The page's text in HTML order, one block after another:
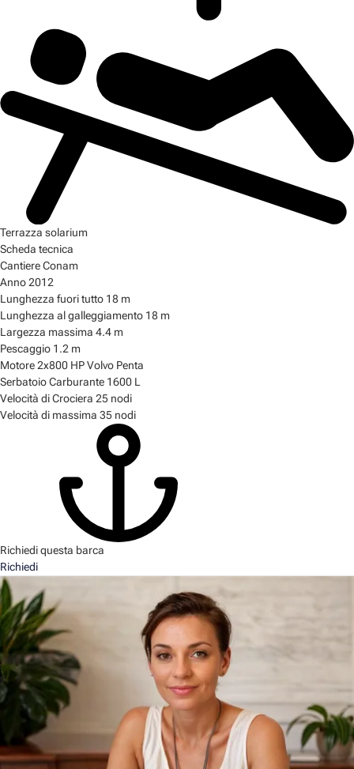
Terrazza solarium
Scheda tecnica
CantiereConam
Anno2012
Lunghezza fuori tutto 18 m
Lunghezza al galleggiamento 18 m
Largezza massima 4.4 m
Pescaggio 1.2 m
Motore2x800 HP Volvo Penta
Serbatoio Carburante 1600 L
Velocità di Crociera 25 nodi
Velocità di massima 35 nodi
Richiedi questa barca
Richiedi